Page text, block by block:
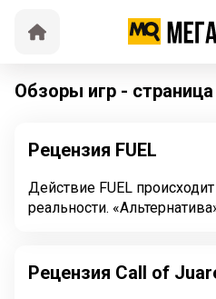
Обзоры игр -
Рецензия FUEL
Действие FUEL
реальности.
Рецензия Call of